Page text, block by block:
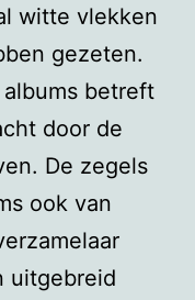
witte vlekken
gezeten.
betreft
door de
De zegels
ook van
uitgebreid